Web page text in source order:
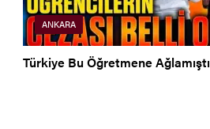
ANKARA
Türkiye Bu Öğretmene Ağlamıştı